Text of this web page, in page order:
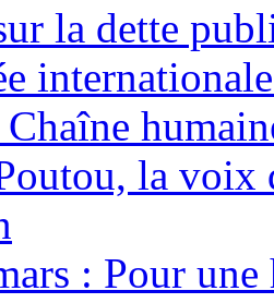
la dette
Chaîne
la voix
: Pour